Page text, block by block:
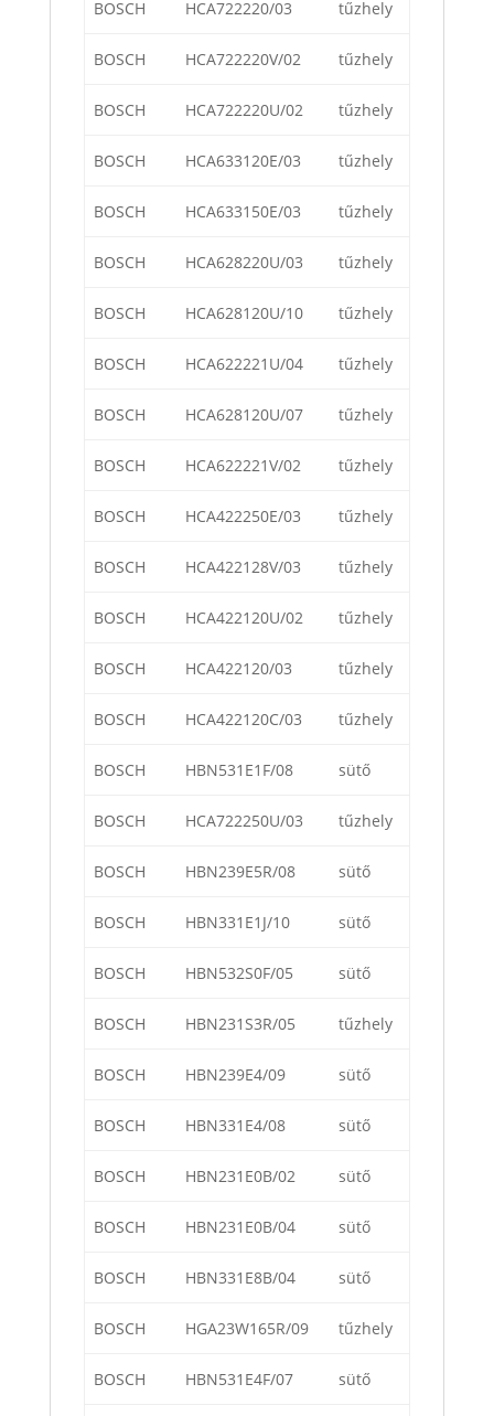
BOSCH HCA722220/03 tűzhely
BOSCH HCA722220V/02 tűzhely
BOSCH HCA722220U/02 tűzhely
BOSCH HCA633120E/03 tűzhely
BOSCH HCA633150E/03 tűzhely
BOSCH HCA628220U/03 tűzhely
BOSCH HCA628120U/10 tűzhely
BOSCH HCA622221U/04 tűzhely
BOSCH HCA628120U/07 tűzhely
BOSCH HCA622221V/02 tűzhely
BOSCH HCA422250E/03 tűzhely
BOSCH HCA422128V/03 tűzhely
BOSCH HCA422120U/02 tűzhely
BOSCH HCA422120/03 tűzhely
BOSCH HCA422120C/03 tűzhely
BOSCH HBN531E1F/08 sütő
BOSCH HCA722250U/03 tűzhely
BOSCH HBN239E5R/08 sütő
BOSCH HBN331E1J/10 sütő
BOSCH HBN532S0F/05 sütő
BOSCH HBN231S3R/05 tűzhely
BOSCH HBN239E4/09 sütő
BOSCH HBN331E4/08 sütő
BOSCH HBN231E0B/02 sütő
BOSCH HBN231E0B/04 sütő
BOSCH HBN331E8B/04 sütő
BOSCH HGA23W165R/09 tűzhely
BOSCH HBN531E4F/07 sütő